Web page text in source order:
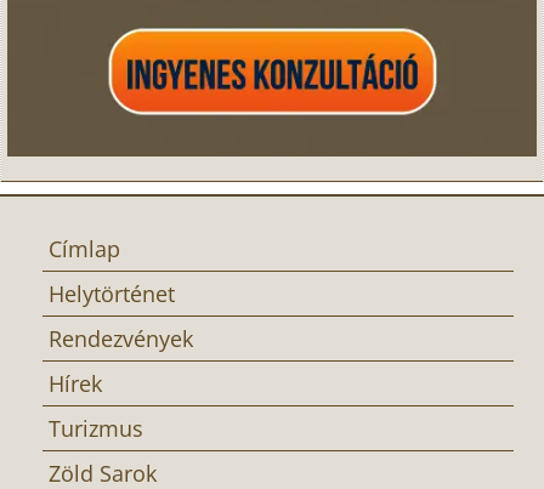
Címlap
Helytörténet
Rendezvények
Hírek
Turizmus
Zöld Sarok